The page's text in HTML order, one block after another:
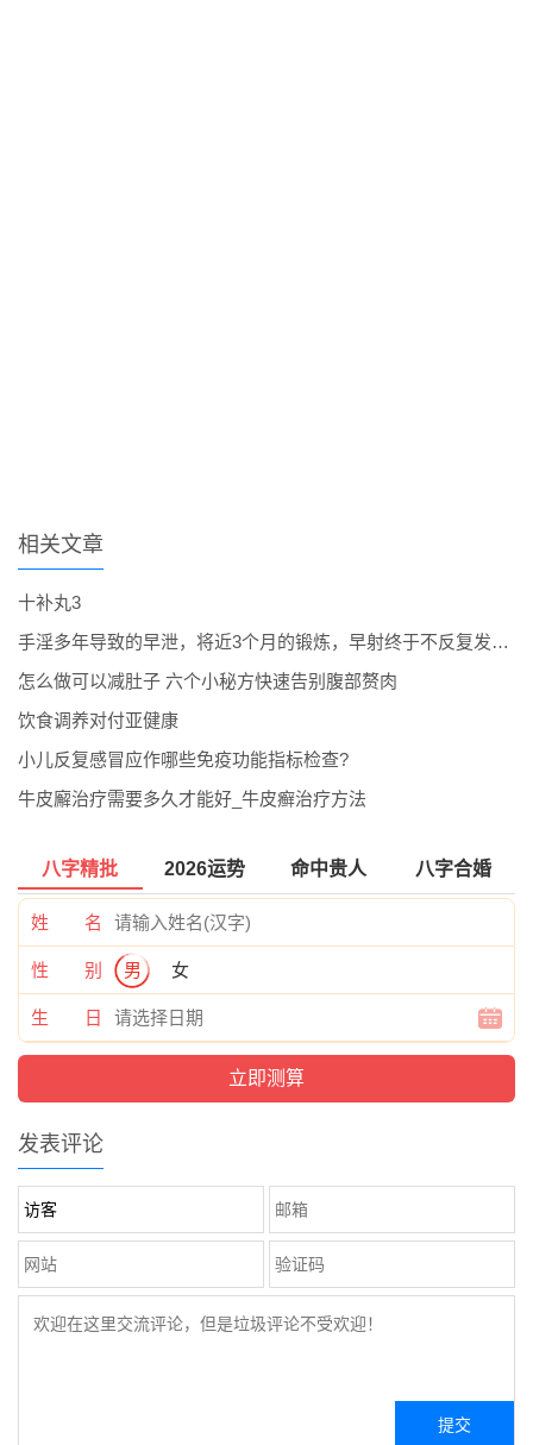
相关文章
十补丸3
手淫多年导致的早泄，将近3个月的锻炼，早射终于不反复发作了。
怎么做可以减肚子 六个小秘方快速告别腹部赘肉
饮食调养对付亚健康
小儿反复感冒应作哪些免疫功能指标检查?
牛皮廨治疗需要多久才能好_牛皮癣治疗方法
八字精批 2026运势 命中贵人 八字合婚
姓 名
性 别 男 女
生 日
发表评论